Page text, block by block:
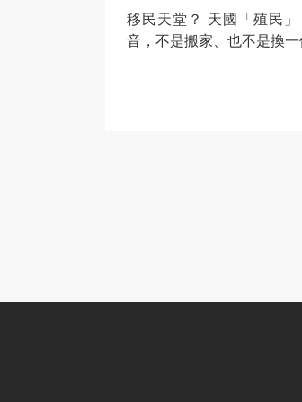
移民天堂？ 天國「殖民
音，不是搬家、也不是換一